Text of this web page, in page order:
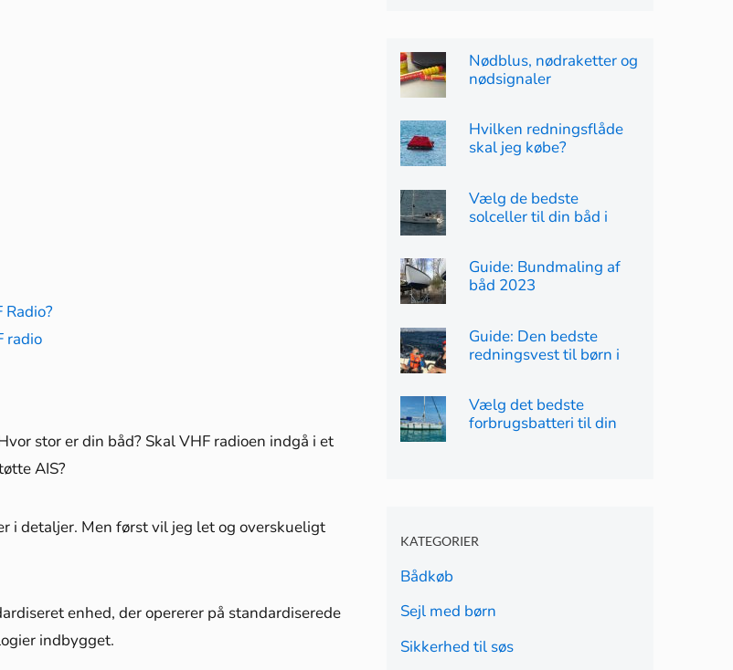
radio
stor er din båd? Skal VHF radioen indgå i et
AIS?
i detaljer. Men først vil jeg let og overskueligt
enhed, der opererer på standardiserede
indbygget.
Nødblus, nødraketter og
nødsignaler
Hvilken redningsflåde
skal jeg købe?
Vælg de bedste
solceller til din båd i
Guide: Bundmaling af
båd 2023
Guide: Den bedste
redningsvest til børn i
Vælg det bedste
forbrugsbatteri til din
KATEGORIER
Bådkøb
Sejl med børn
Sikkerhed til søs